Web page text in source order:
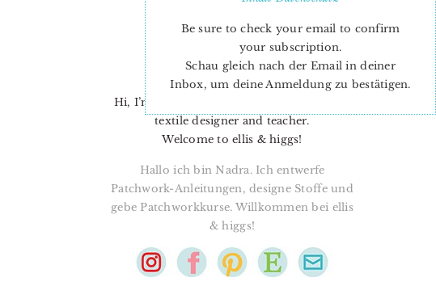
Hi, I’m Nadra. I’m a quilt pattern designer,
textile designer and teacher.
Welcome to ellis & higgs!
Hallo ich bin Nadra. Ich entwerfe
Patchwork-Anleitungen, designe Stoffe und
gebe Patchworkkurse. Willkommen bei ellis
& higgs!
Be sure to check your email to confirm
your subscription.
Schau gleich nach der Email in deiner
Inbox, um deine Anmeldung zu bestätigen.